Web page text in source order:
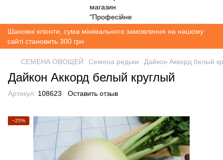
Шановні клієнти, сума мінімального замовлення на нашому
сайті становить 300 грн
СЕМЕНА ОВОЩЕЙ Семена редьки Дайкон Аккорд белый
Дайкон Аккорд белый круглый
Артикул: 108623 Оставить отзыв
−25%